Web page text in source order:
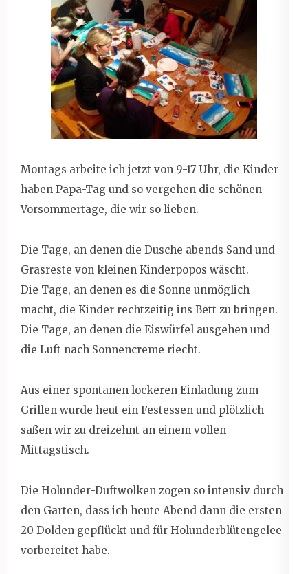
Montags arbeite ich jetzt von 9-17 Uhr, die Kinder
haben Papa-Tag und so vergehen die schönen
Vorsommertage, die wir so lieben.
Die Tage, an denen die Dusche abends Sand und
Grasreste von kleinen Kinderpopos wäscht.
Die Tage, an denen es die Sonne unmöglich
macht, die Kinder rechtzeitig ins Bett zu bringen.
Die Tage, an denen die Eiswürfel ausgehen und
die Luft nach Sonnencreme riecht.
Aus einer spontanen lockeren Einladung zum
Grillen wurde heut ein Festessen und plötzlich
saßen wir zu dreizehnt an einem vollen
Mittagstisch.
Die Holunder-Duftwolken zogen so intensiv durch
den Garten, dass ich heute Abend dann die ersten
20 Dolden gepflückt und für Holunderblütengelee
vorbereitet habe.